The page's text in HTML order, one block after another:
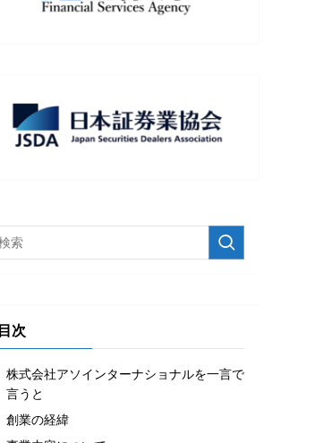
目次
株式会社アソインターナショナルを一言で
言うと
創業の経緯